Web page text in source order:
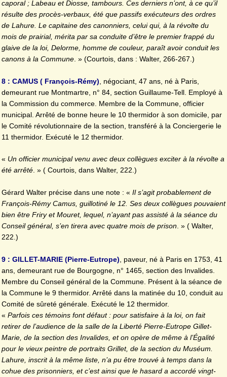
caporal ; Labeau et Diosse, tambours. Ces derniers n’ont, à ce qu’il
résulte des procès-verbaux, été que passifs exécuteurs des ordres
de Lahure. Le capitaine des canonniers, celui qui, à la révolte du
mois de prairial, mérita par sa conduite d’être le premier frappé du
glaive de la loi, Delorme, homme de couleur, paraît avoir conduit les
canons à la Commune. » (Courtois, dans : Walter, 266-267.)
8 : CAMUS ( François-Rémy) , négociant, 47 ans, né à Paris,
demeurant rue Montmartre, n° 84, section Guillaume-Tell. Employé à
la Commission du commerce. Membre de la Commune, officier
municipal. Arrêté de bonne heure le 10 thermidor à son domicile, par
le Comité révolutionnaire de la section, transféré à la Conciergerie le
11 thermidor. Exécuté le 12 thermidor.
« Un officier municipal venu avec deux collègues exciter à la révolte a
été arrêté. » ( Courtois, dans Walter, 222.)
Gérard Walter précise dans une note : « Il s’agit probablement de
François-Rémy Camus, guillotiné le 12. Ses deux collègues pouvaient
bien être Friry et Mouret, lequel, n’ayant pas assisté à la séance du
Conseil général, s’en tirera avec quatre mois de prison . » ( Walter,
222.)
9 : GILLET-MARIE (Pierre-Eutrope) , paveur, né à Paris en 1753, 41
ans, demeurant rue de Bourgogne, n° 1465, section des Invalides.
Membre du Conseil général de la Commune. Présent à la séance de
la Commune le 9 thermidor. Arrêté dans la matinée du 10, conduit au
Comité de sûreté générale. Exécuté le 12 thermidor.
« Parfois ces témoins font défaut : pour satisfaire à la loi, on fait
retirer de l’audience de la salle de la Liberté Pierre-Eutrope Gillet-
Marie, de la section des Invalides, et on opère de même à l’Égalité
pour le vieux peintre de portraits Grillet, de la section du Muséum.
Lahure, inscrit à la même liste, n’a pu être trouvé à temps dans la
cohue des prisonniers, et c’est ainsi que le hasard a accordé vingt-